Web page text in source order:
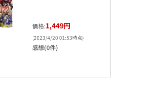
価格:1,449円
(2023/4/20 01:53時点)
感想(0件)